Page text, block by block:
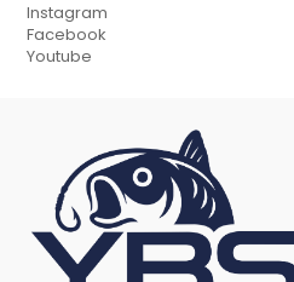
Instagram
Facebook
Youtube